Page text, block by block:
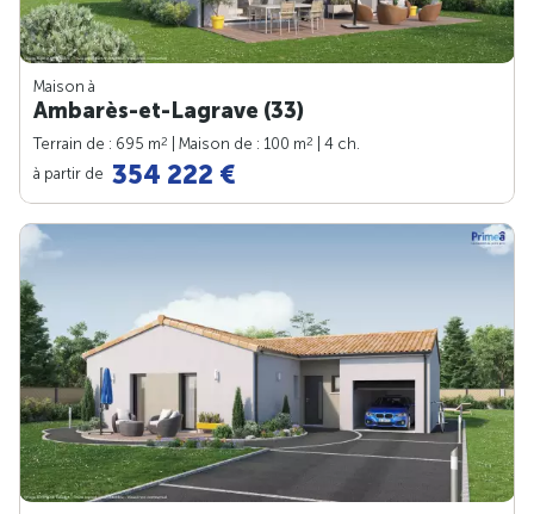
Maison à
Ambarès-et-Lagrave (33)
Terrain de : 695 m2 | Maison de : 100 m2
| 4 ch.
à partir de 354 222 €